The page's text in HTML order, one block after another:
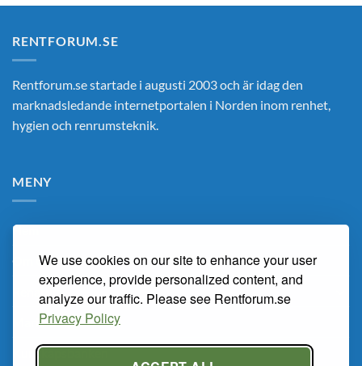
We use cookies on our site to enhance your user
experience, provide personalized content, and
analyze our traffic. Please see Rentforum.se
Privacy Policy
RENTFORUM.SE
Rentforum.se startade i augusti 2003 och är idag den
marknadsledande internetportalen i Norden inom renhet,
hygien och renrumsteknik.
MENY
Hem
Om Oss
Renarum
Marknaden
Kunskapsbanken